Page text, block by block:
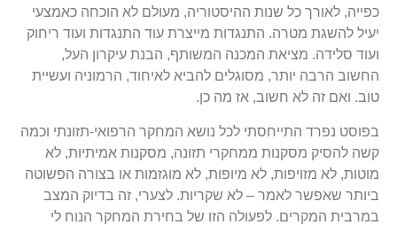
כפייה, לאורך כל שנות ההיסטוריה, מעולם לא הוכחה כאמצעי
יעיל להשגת מטרה. התנגדות מייצרת עוד התנגדות ועוד ריחוק
ועוד סלידה. מציאת המכנה המשותף, הבנת עיקרון העל,
החשוב הרבה יותר, מסוגלים להביא לאיחוד, הרמוניה ועשיית
טוב. ואם זה לא חשוב, אז מה כן.
בפוסט נפרד התייחסתי לכל נושא המחקר הרפואי-תזונתי וכמה
קשה להסיק מסקנות ממחקרי תזונה, מסקנות אמיתיות, לא
מוטות, לא מזויפות, לא מיופות, לא מוגזמות או בצורה הפשוטה
ביותר שאפשר לאמר – לא שקריות. לצערי, זה בדיוק המצב
במרבית המקרים. לפעולה הזו של בחירת המחקר הנוח לי